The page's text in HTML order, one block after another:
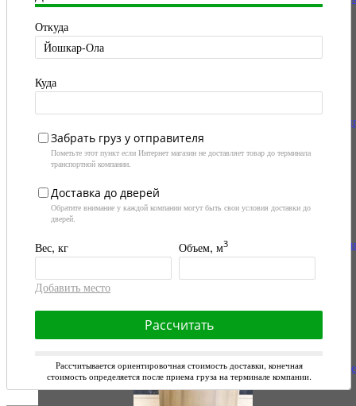
из ольхи
Полок из ольхи
Вагонка из ясеня в
Палубная доска из
Полок для бани из
Откуда
Куда
Забрать груз у отправителя
Пометьте этот пункт если Интернет магазин не доставляет товар до терминала
транспортной компании.
Доставка до дверей
Обратите внимание у каждой компании могут быть свои условия доставки до
дверей.
Вес, кг Объем, м3
Добавить место
Рассчитать
Стоимость является